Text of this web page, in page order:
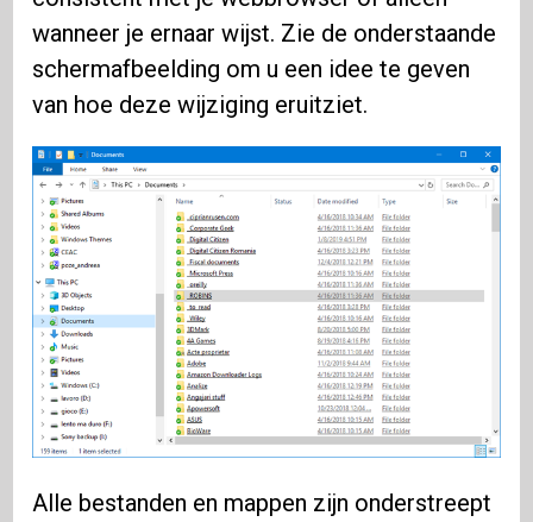
wanneer je ernaar wijst. Zie de onderstaande
schermafbeelding om u een idee te geven
van hoe deze wijziging eruitziet.
Alle bestanden en mappen zijn onderstreept